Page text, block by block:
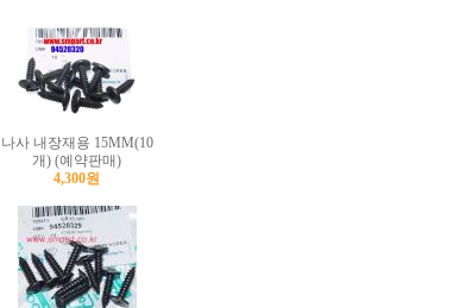
나사 내장재용 15MM(10
개) (예약판매)
4,300원